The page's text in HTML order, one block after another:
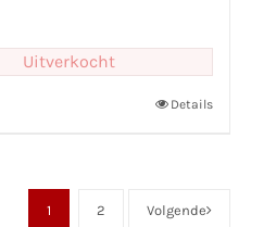
Uitverkocht
Details
1 2 Volgende